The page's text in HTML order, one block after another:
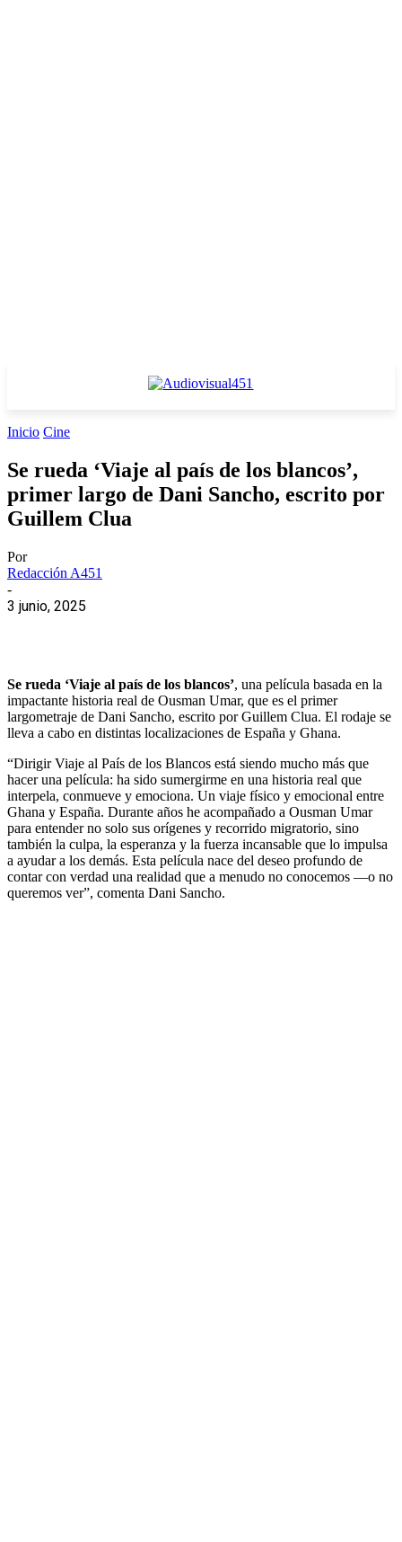
Inicio Cine
Se rueda ‘Viaje al país de los blancos’,
primer largo de Dani Sancho, escrito por
Guillem Clua
Por
Redacción A451
-
3 junio, 2025
Se rueda ‘Viaje al país de los blancos’, una película basada en la
impactante historia real de Ousman Umar, que es el primer
largometraje de Dani Sancho, escrito por Guillem Clua. El rodaje se
lleva a cabo en distintas localizaciones de España y Ghana.
“Dirigir Viaje al País de los Blancos está siendo mucho más que
hacer una película: ha sido sumergirme en una historia real que
interpela, conmueve y emociona. Un viaje físico y emocional entre
Ghana y España. Durante años he acompañado a Ousman Umar
para entender no solo sus orígenes y recorrido migratorio, sino
también la culpa, la esperanza y la fuerza incansable que lo impulsa
a ayudar a los demás. Esta película nace del deseo profundo de
contar con verdad una realidad que a menudo no conocemos —o no
queremos ver”, comenta Dani Sancho.